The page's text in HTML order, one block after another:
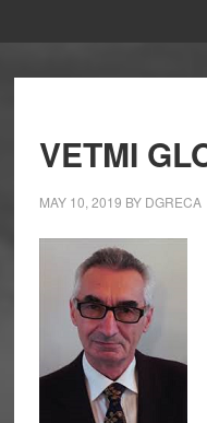
VETMI
MAY 10, 2019 BY DGRECA